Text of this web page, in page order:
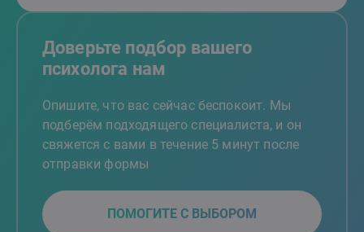
Доверьте подбор вашего
психолога нам
Опишите, что вас сейчас беспокоит. Мы
подберём подходящего специалиста, и он
свяжется с вами в течение 5 минут после
отправки формы
ПОМОГИТЕ С ВЫБОРОМ